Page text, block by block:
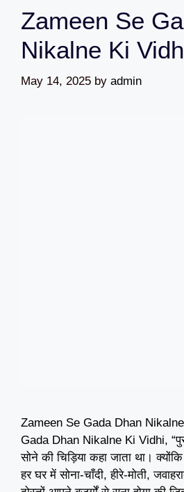
Zameen Se
Nikalne Ki
May 14, 2025 by admin
Zameen Se Gada Dhan
Gada Dhan Nikalne Ki Vidhi,
सोने की चिड़िया कहा जाता था।
हर घर में सोना-चाँदी, हीरे-मोती,